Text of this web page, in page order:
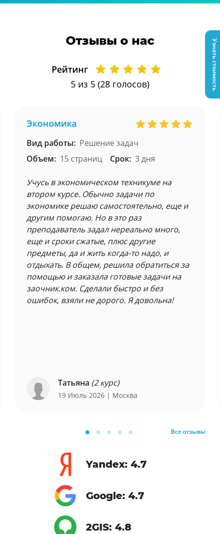
Отзывы о нас
Рейтинг
5 из 5 (28 голосов)
Экономика
Вид работы: Решение задач
Объем: 15 страниц Срок: 3 дня
Учусь в экономическом техникуме на
втором курсе. Обычно задачи по
экономике решаю самостоятельно, еще и
другим помогаю. Но в это раз
преподаватель задал нереально много,
еще и сроки сжатые, плюс другие
предметы, да и жить когда-то надо, и
отдыхать. В общем, решила обратиться за
помощью и заказала готовые задачи на
заочник.ком. Сделали быстро и без
ошибок, взяли не дорого. Я довольна!
Татьяна (2 курс)
19 Июль 2026 | Москва
Все отзывы
Yandex: 4.7
Google: 4.7
2GIS: 4.8
Узнать стоимость